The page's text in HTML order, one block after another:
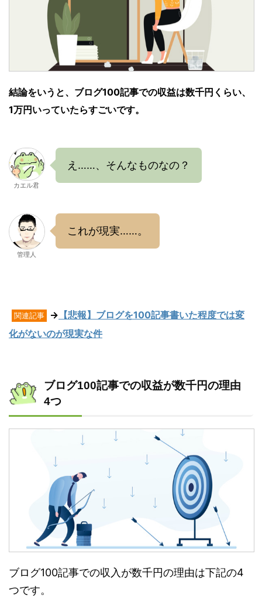
結論をいうと、ブログ100記事での収益は数千円くらい、
1万円いっていたらすごいです。
カエル君
え……、そんなものなの？
管理人
これが現実……。
関連記事 → 【悲報】ブログを100記事書いた程度では変
化がないのが現実な件
ブログ100記事での収益が数千円の理由
4つ
ブログ100記事での収入が数千円の理由は下記の4
つです。